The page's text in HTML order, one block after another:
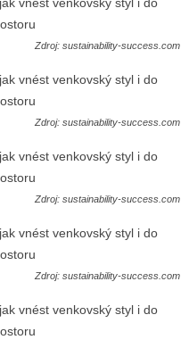
Zdroj: sustainability-success.com
Zdroj: sustainability-success.com
Zdroj: sustainability-success.com
Zdroj: sustainability-success.com